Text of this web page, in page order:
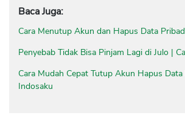
Baca Juga:
Cara Menutup Akun dan Hapus Data
Penyebab Tidak Bisa Pinjam Lagi di Julo |
Cara Mudah Cepat Tutup Akun Hapus
Indosaku